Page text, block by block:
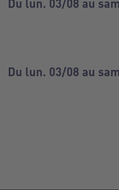
Du lun. 03/08 au